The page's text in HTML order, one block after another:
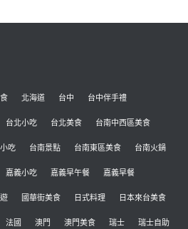
北海道 台中 台中伴手禮
台北小吃 台北美食 台南中西區美食
吃 台南景點 台南東區美食 台南火鍋
嘉義小吃 嘉義早午餐 嘉義早餐
國華街美食 日式料理 日本來台美食
法國 澳門 澳門美食 瑞士 瑞士自助